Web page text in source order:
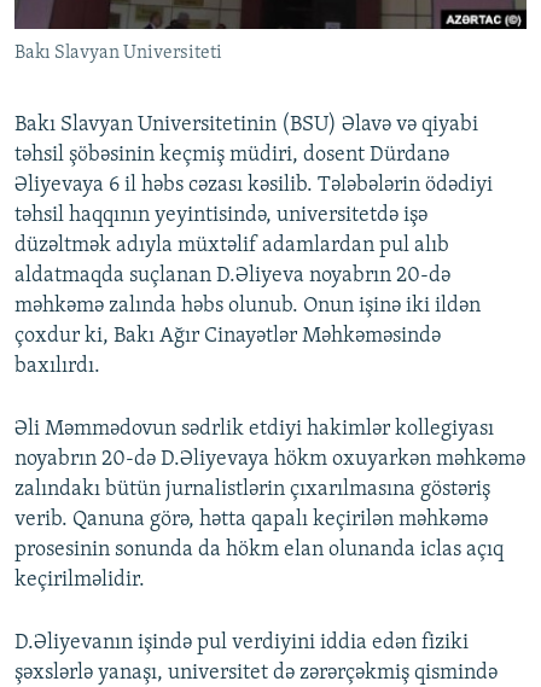
BIZIMLƏ ƏLAQƏ
XƏBƏR BÜLLETENLƏRIMIZ
Bakı Slavyan Universiteti
Bakı Slavyan Universitetinin (BSU) Əlavə və qiyabi
təhsil şöbəsinin keçmiş müdiri, dosent Dürdanə
Əliyevaya 6 il həbs cəzası kəsilib. Tələbələrin ödədiyi
təhsil haqqının yeyintisində, universitetdə işə
düzəltmək adıyla müxtəlif adamlardan pul alıb
aldatmaqda suçlanan D.Əliyeva noyabrın 20-də
məhkəmə zalında həbs olunub. Onun işinə iki ildən
çoxdur ki, Bakı Ağır Cinayətlər Məhkəməsində
baxılırdı.
Əli Məmmədovun sədrlik etdiyi hakimlər kollegiyası
noyabrın 20-də D.Əliyevaya hökm oxuyarkən məhkəmə
zalındakı bütün jurnalistlərin çıxarılmasına göstəriş
verib. Qanuna görə, hətta qapalı keçirilən məhkəmə
prosesinin sonunda da hökm elan olunanda iclas açıq
keçirilməlidir.
D.Əliyevanın işində pul verdiyini iddia edən fiziki
şəxslərlə yanaşı, universitet də zərərçəkmiş qismində